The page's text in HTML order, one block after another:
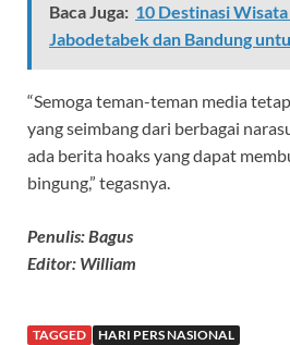
Baca Juga: 10 Destinasi
Jabodetabek dan Bandung
“Semoga teman-teman media
yang seimbang dari berbagai
ada berita hoaks yang dapat
bingung,” tegasnya.
Penulis: Bagus
Editor: William
TAGGED HARI PERS NASIONAL